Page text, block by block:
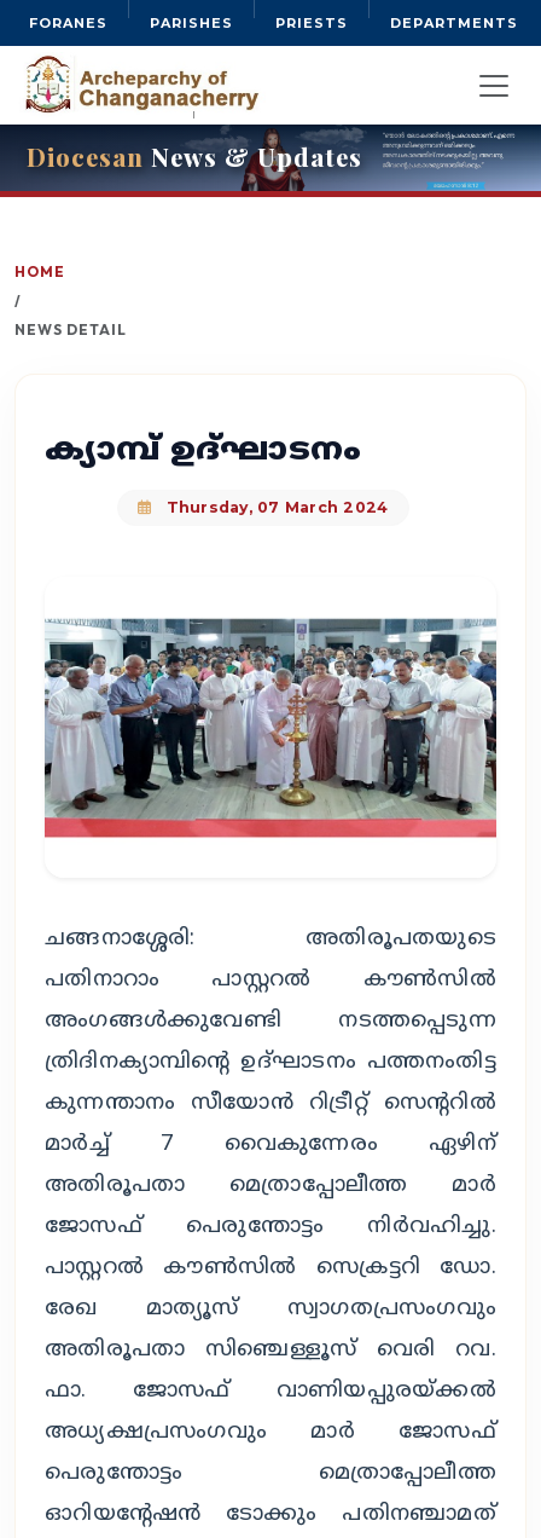
FORANES PARISHES PRIESTS DEPARTMENTS
Diocesan News & Updates
HOME
/
NEWS DETAIL
ക്യാമ്പ് ഉദ്ഘാടനം
Thursday, 07 March 2024
ചങ്ങനാശ്ശേരി: അതിരൂപതയുടെ
പതിനാറാം പാസ്റ്ററൽ കൗൺസിൽ
അംഗങ്ങൾക്കുവേണ്ടി നടത്തപ്പെടുന്ന
ത്രിദിനക്യാമ്പിൻ്റെ ഉദ്ഘാടനം പത്തനംതിട്ട
കുന്നന്താനം സീയോൻ റിട്രീറ്റ് സെന്ററിൽ
മാർച്ച് 7 വൈകുന്നേരം ഏഴിന്
അതിരൂപതാ മെത്രാപ്പോലീത്ത മാർ
ജോസഫ് പെരുന്തോട്ടം നിർവഹിച്ചു.
പാസ്റ്ററൽ കൗൺസിൽ സെക്രട്ടറി ഡോ.
രേഖ മാത്യൂസ് സ്വാഗതപ്രസംഗവും
അതിരൂപതാ സിഞ്ചെള്ളൂസ് വെരി റവ.
ഫാ. ജോസഫ് വാണിയപ്പുരയ്ക്കൽ
അധ്യക്ഷപ്രസംഗവും മാർ ജോസഫ്
പെരുന്തോട്ടം മെത്രാപ്പോലീത്ത
ഓറിയന്റേഷൻ ടോക്കും പതിനഞ്ചാമത്